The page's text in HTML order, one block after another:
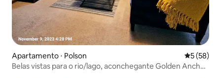
Apartamento ⋅ Polson 5 de uma
5 (58)
Belas vistas para o rio/lago, aconchegante Golden Anchor